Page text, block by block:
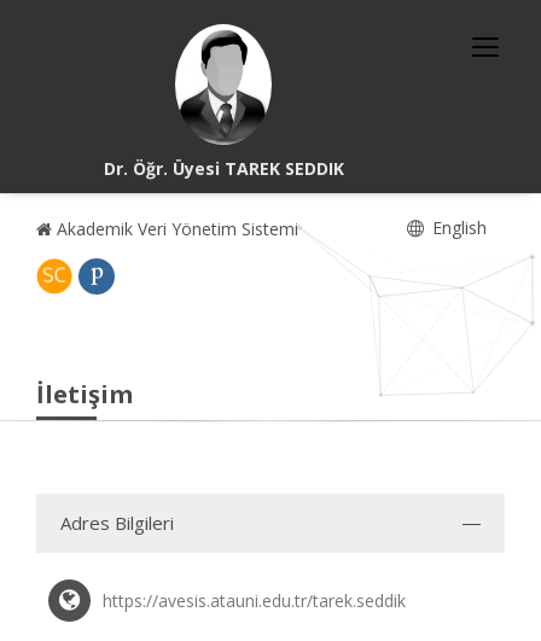
Dr. Öğr. Üyesi TAREK SEDDIK
Akademik Veri Yönetim Sistemi English
İletişim
Adres Bilgileri
https://avesis.atauni.edu.tr/tarek.seddik